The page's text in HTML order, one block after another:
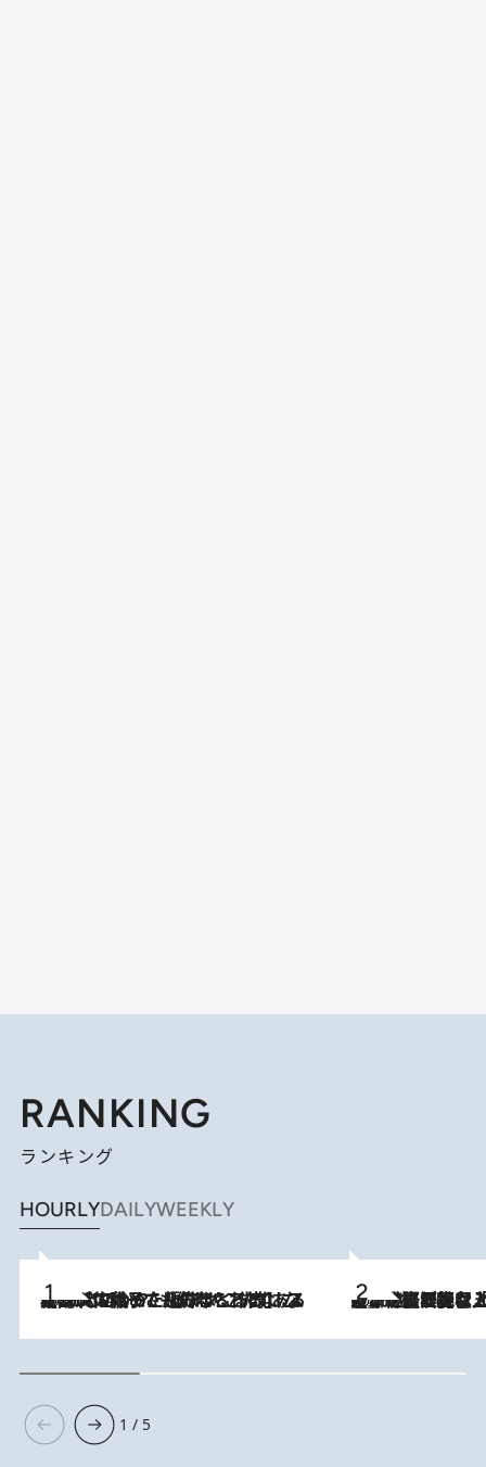
RANKING
ランキング
HOURLYDAILYWEEKLY
2026.8.5
【阿川佐和子さんの年とる力】なぜ70代で始めた趣味は“こんなに楽しい”のか？ ピアノ、俳句…スランプに陥っても続けられる“ある秘訣”とは 2026.8.5
【なぜ吉沢亮は「気配を消せる」のか？】興行収入208億の『国宝』を経て挑むミュージカル『ディア・エヴァン・ハンセン』。トップ俳優が舞台上でさらけ出した“孤独”とは
1 / 5